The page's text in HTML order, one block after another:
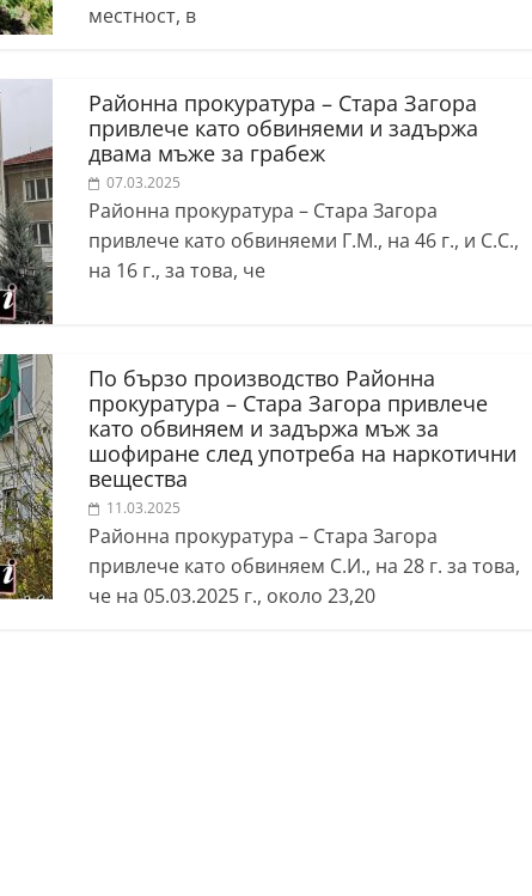
местност, в
Районна прокуратура – Стара Загора
привлече като обвиняеми и задържа
двама мъже за грабеж
07.03.2025
Районна прокуратура – Стара Загора
привлече като обвиняеми Г.М., на 46 г., и С.С.,
на 16 г., за това, че
По бързо производство Районна
прокуратура – Стара Загора привлече
като обвиняем и задържа мъж за
шофиране след употреба на наркотични
вещества
11.03.2025
Районна прокуратура – Стара Загора
привлече като обвиняем С.И., на 28 г. за това,
че на 05.03.2025 г., около 23,20